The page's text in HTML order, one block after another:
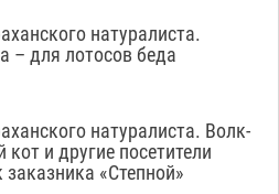
натуралиста.
– для лотосов беда
натуралиста. Волк-
кот и другие посетители
«Степной»